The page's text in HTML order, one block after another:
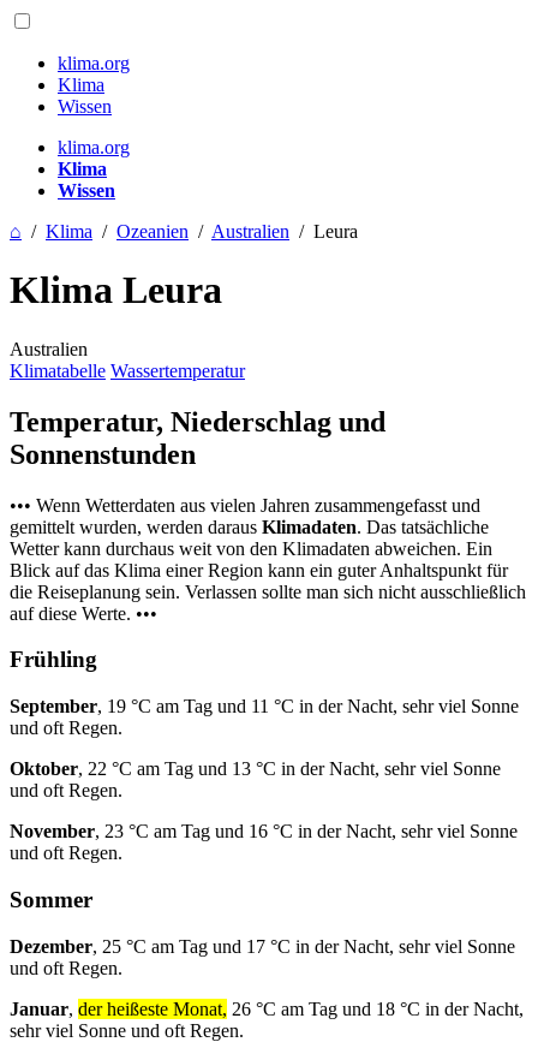
klima.org
Klima
Wissen
klima.org
Klima
Wissen
⌂ / Klima / Ozeanien / Australien / Leura
Klima Leura
Australien
Klimatabelle Wassertemperatur
Temperatur, Niederschlag und
Sonnenstunden
••• Wenn Wetterdaten aus vielen Jahren zusammengefasst und
gemittelt wurden, werden daraus Klimadaten. Das tatsächliche
Wetter kann durchaus weit von den Klimadaten abweichen. Ein
Blick auf das Klima einer Region kann ein guter Anhaltspunkt für
die Reiseplanung sein. Verlassen sollte man sich nicht ausschließlich
auf diese Werte. •••
Frühling
September, 19 °C am Tag und 11 °C in der Nacht, sehr viel Sonne
und oft Regen.
Oktober, 22 °C am Tag und 13 °C in der Nacht, sehr viel Sonne
und oft Regen.
November, 23 °C am Tag und 16 °C in der Nacht, sehr viel Sonne
und oft Regen.
Sommer
Dezember, 25 °C am Tag und 17 °C in der Nacht, sehr viel Sonne
und oft Regen.
Januar, der heißeste Monat, 26 °C am Tag und 18 °C in der Nacht,
sehr viel Sonne und oft Regen.